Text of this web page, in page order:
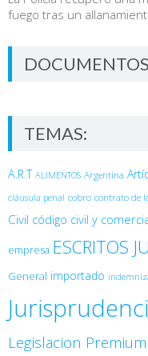
fuego tras un
TEMAS:
A.R.T ALIMENTOS Argentina
cláusula penal cobro contrato de
Civil código civil y
empresa ESCRITOS
General importado
Legislacion Premium